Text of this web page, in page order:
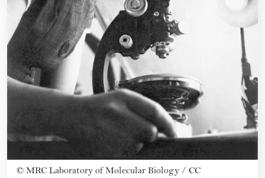
© MRC Laboratory of Molecular Biology / CC